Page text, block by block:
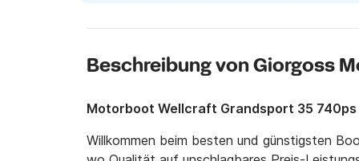
Beschreibung von Giorgoss
Motorboot Wellcraft Grandsport 35 740ps
Willkommen beim besten und günstigsten